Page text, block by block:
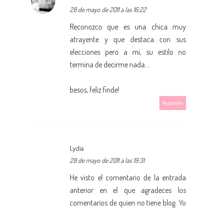
28 de mayo de 2011 a las 16:22
Reconozco que es una chica muy
atrayente y que destaca con sus
elecciones pero a mí, su estilo no
termina de decirme nada....
besos, feliz finde!
Responder
Lydia
28 de mayo de 2011 a las 19:31
He visto el comentario de la entrada
anterior en el que agradeces los
comentarios de quien no tiene blog. Yo